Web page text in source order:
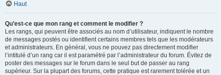
Haut
Qu’est-ce que mon rang et comment le modifier ?
Les rangs, qui peuvent être associés au nom d’utilisateur, indiquent le nombre
de messages postés ou identifient certains membres tels que les modérateurs
et administrateurs. En général, vous ne pouvez pas directement modifier
l’intitulé d’un rang car il est paramétré par l’administrateur du forum. Évitez de
poster des messages sur le forum dans le seul but de passer au rang
supérieur. Sur la plupart des forums, cette pratique est rarement tolérée et un